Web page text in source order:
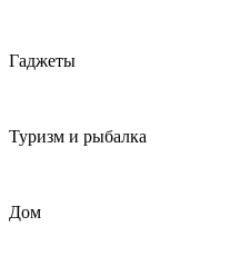
Гаджеты
Туризм и рыбалка
Дом